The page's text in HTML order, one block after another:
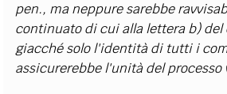
pen., ma neppure sarebbe
continuato di cui alla lettera b)
giacché solo l'identità di tutti i
assicurerebbe l'unità del processo